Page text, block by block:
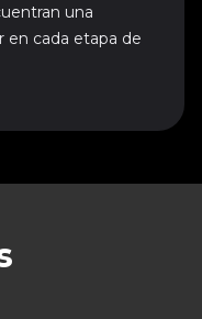
una
en cada etapa de